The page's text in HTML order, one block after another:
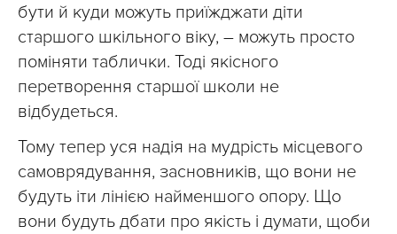
бути й куди можуть приїжджати діти
старшого шкільного віку, – можуть просто
поміняти таблички. Тоді якісного
перетворення старшої школи не
відбудеться.
Тому тепер уся надія на мудрість місцевого
самоврядування, засновників, що вони не
будуть іти лінією найменшого опору. Що
вони будуть дбати про якість і думати, щоби